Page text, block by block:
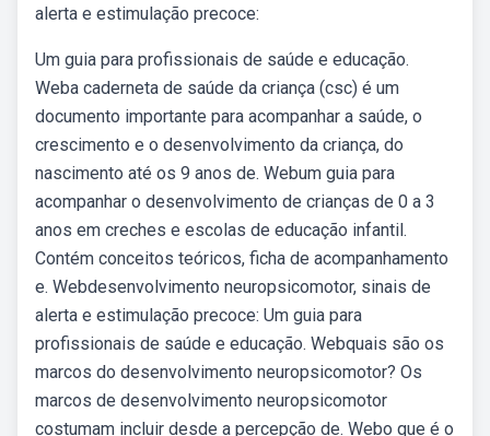
alerta e estimulação precoce:
Um guia para profissionais de saúde e educação.
Weba caderneta de saúde da criança (csc) é um
documento importante para acompanhar a saúde, o
crescimento e o desenvolvimento da criança, do
nascimento até os 9 anos de. Webum guia para
acompanhar o desenvolvimento de crianças de 0 a 3
anos em creches e escolas de educação infantil.
Contém conceitos teóricos, ficha de acompanhamento
e. Webdesenvolvimento neuropsicomotor, sinais de
alerta e estimulação precoce: Um guia para
profissionais de saúde e educação. Webquais são os
marcos do desenvolvimento neuropsicomotor? Os
marcos de desenvolvimento neuropsicomotor
costumam incluir desde a percepção de. Webo que é o